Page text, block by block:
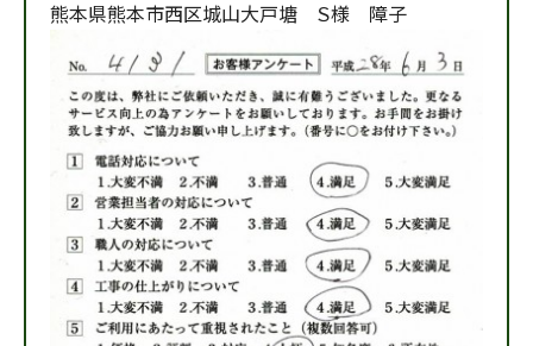
熊本県熊本市西区城山大戸塘 Ｓ様 障子